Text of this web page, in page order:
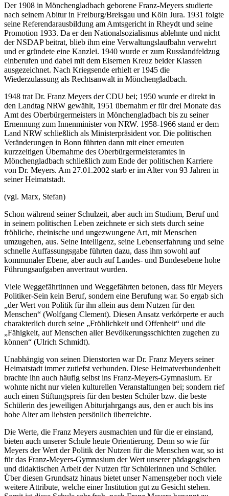
Der 1908 in Mönchengladbach geborene Franz-Meyers studierte
nach seinem Abitur in Freiburg/Breisgau und Köln Jura. 1931 folgte
seine Referendarausbildung am Amtsgericht in Rheydt und seine
Promotion 1933. Da er den Nationalsozialismus ablehnte und nicht
der NSDAP beitrat, blieb ihm eine Verwaltungslaufbahn verwehrt
und er gründete eine Kanzlei. 1940 wurde er zum Russlandfeldzug
einberufen und dabei mit dem Eisernen Kreuz beider Klassen
ausgezeichnet. Nach Kriegsende erhielt er 1945 die
Wiederzulassung als Rechtsanwalt in Mönchengladbach.
1948 trat Dr. Franz Meyers der CDU bei; 1950 wurde er direkt in
den Landtag NRW gewählt, 1951 übernahm er für drei Monate das
Amt des Oberbürgermeisters in Mönchengladbach bis zu seiner
Ernennung zum Innenminister von NRW. 1958-1966 stand er dem
Land NRW schließlich als Ministerpräsident vor. Die politischen
Veränderungen in Bonn führten dann mit einer erneuten
kurzzeitigen Übernahme des Oberbürgermeisteramtes in
Mönchengladbach schließlich zum Ende der politischen Karriere
von Dr. Meyers. Am 27.01.2002 starb er im Alter von 93 Jahren in
seiner Heimatstadt.
(vgl. Marx, Stefan)
Schon während seiner Schulzeit, aber auch im Studium, Beruf und
in seinem politischen Leben zeichnete er sich stets durch seine
fröhliche, rheinische und ungezwungene Art, mit Menschen
umzugehen, aus. Seine Intelligenz, seine Lebenserfahrung und seine
schnelle Auffassungsgabe führten dazu, dass ihm sowohl auf
kommunaler Ebene, aber auch auf Landes- und Bundesebene hohe
Führungsaufgaben anvertraut wurden.
Viele Weggefährtinnen und Weggefährten betonen, dass für Meyers
Politiker-Sein kein Beruf, sondern eine Berufung war. So ergab sich
„der Wert von Politik für ihn allein aus dem Nutzen für den
Menschen“ (Wolfgang Clement). Diesen Ansatz verkörperte er auch
charakterlich durch seine „Fröhlichkeit und Offenheit“ und die
„Fähigkeit, auf Menschen aller Bevölkerungsschichten zugehen zu
können“ (Ulrich Schmidt).
Unabhängig von seinen Dienstorten war Dr. Franz Meyers seiner
Heimatstadt immer zutiefst verbunden. Diese Heimatverbundenheit
brachte ihn auch häufig selbst ins Franz-Meyers-Gymnasium. Er
wohnte nicht nur vielen kulturellen Veranstaltungen bei; sondern rief
auch einen Stiftungspreis für den besten Schüler bzw. die beste
Schülerin des jeweiligen Abiturjahrgangs aus, den er auch bis ins
hohe Alter am liebsten persönlich überreichte.
Die Werte, die Franz Meyers ausmachten und für die er einstand,
bieten auch unserer Schule heute Orientierung. Denn so wie für
Meyers der Wert der Politik der Nutzen für die Menschen war, so ist
für das Franz-Meyers-Gymnasium der Wert unserer pädagogischen
und didaktischen Arbeit der Nutzen für Schülerinnen und Schüler.
Über diesen Grundsatz hinaus bietet unser Namensgeber noch viele
weitere Attribute, welche einer Institution gut zu Gesicht stehen.